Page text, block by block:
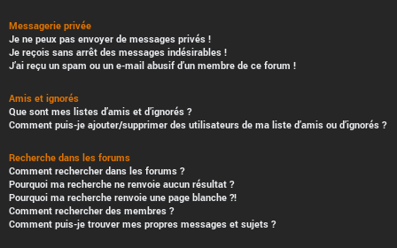
Messagerie privée
Je ne peux pas envoyer de messages privés !
Je reçois sans arrêt des messages indésirables !
J’ai reçu un spam ou un e-mail abusif d’un membre de ce forum !
Amis et ignorés
Que sont mes listes d’amis et d’ignorés ?
Comment puis-je ajouter/supprimer des utilisateurs de ma liste d’amis ou d’ignorés ?
Recherche dans les forums
Comment rechercher dans les forums ?
Pourquoi ma recherche ne renvoie aucun résultat ?
Pourquoi ma recherche renvoie une page blanche ?!
Comment rechercher des membres ?
Comment puis-je trouver mes propres messages et sujets ?